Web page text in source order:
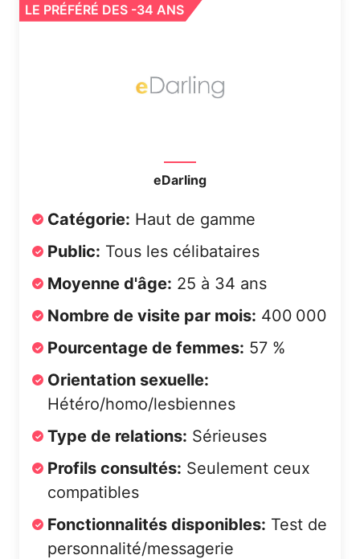
LE PRÉFÉRÉ DES -34 ANS
eDarling
Catégorie: Haut de gamme
Public: Tous les célibataires
Moyenne d'âge: 25 à 34 ans
Nombre de visite par mois: 400 000
Pourcentage de femmes: 57 %
Orientation sexuelle:
Hétéro/homo/lesbiennes
Type de relations: Sérieuses
Profils consultés: Seulement ceux
compatibles
Fonctionnalités disponibles: Test de
personnalité/messagerie